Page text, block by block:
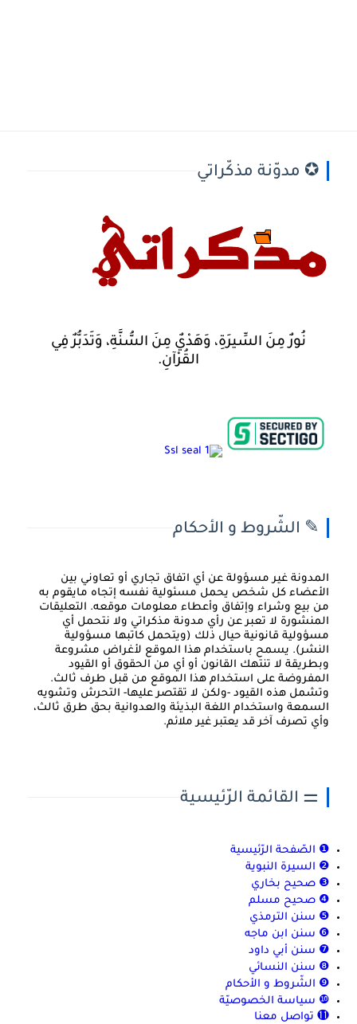
✪ مدوّنة مذكّراتي
نُورٌ مِنَ السِّيرَةِ، وَهَدْيٌ مِنَ السُّنَّةِ، وَتَدَبُّرٌ فِي
القُرْآنِ.
✎ الشّروط و الأحكام
المدونة غير مسؤولة عن أي اتفاق تجاري أو تعاوني بين
الأعضاء كل شخص يحمل مسئولية نفسه إتجاه مايقوم به
من بيع وشراء وإتفاق وأعطاء معلومات موقعه. التعليقات
المنشورة لا تعبر عن رأي مدونة مذكراتي ولا نتحمل أي
مسؤولية قانونية حيال ذلك (ويتحمل كاتبها مسؤولية
النشر). يسمح باستخدام هذا الموقع لأغراض مشروعة
وبطريقة لا تنتهك القانون أو أي من الحقوق أو القيود
المفروضة على استخدام هذا الموقع من قبل طرف ثالث.
وتشمل هذه القيود -ولكن لا تقتصر عليها- التحرش وتشويه
السمعة واستخدام اللغة البذيئة والعدوانية بحق طرق ثالث،
وأي تصرف آخر قد يعتبر غير ملائم.
⚌ القائمة الرّئيسية
❶ الصّفحة الرّئيسية
❷ السيرة النبوية
❸ صحيح بخاري
❹ صحيح مسلم
❺ سنن الترمذي
❻ سنن ابن ماجه
❼ سنن أبي داود
❽ سنن النسائي
❾ الشّروط و الأحكام
❿ سياسة الخصوصيّة
⓫ تواصل معنا